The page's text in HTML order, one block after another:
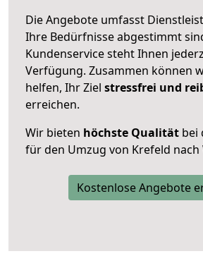
Die Angebote umfasst
Ihre Bedürfnisse abgestimmt
Kundenservice steht Ihnen
Verfügung. Zusammen können
helfen, Ihr Ziel stressfrei und
erreichen.
Wir bieten höchste Qualität bei
für den Umzug von Krefeld nach
Kostenlose Angebote